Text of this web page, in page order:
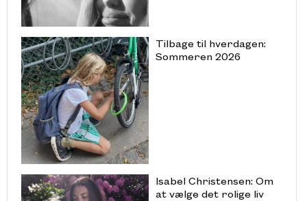
Tilbage til hverdagen:
Sommeren 2026
Isabel Christensen: Om
at vælge det rolige liv